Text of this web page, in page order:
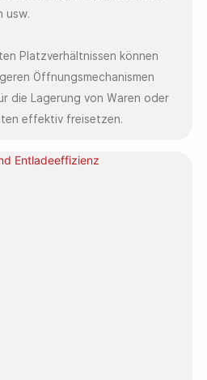
usw.
Platzverhältnissen können
Öffnungsmechanismen
die Lagerung von Waren oder
effektiv freisetzen.